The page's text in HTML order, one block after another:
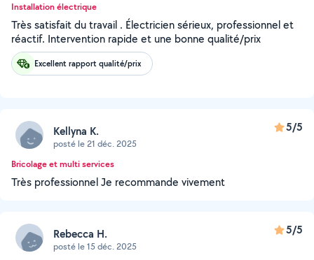
Installation électrique
Très satisfait du travail . Électricien sérieux, professionnel et
réactif. Intervention rapide et une bonne qualité/prix
Excellent rapport qualité/prix
Kellyna K.
posté le 21 déc. 2025
5/5
Bricolage et multi services
Très professionnel Je recommande vivement
Rebecca H.
posté le 15 déc. 2025
5/5